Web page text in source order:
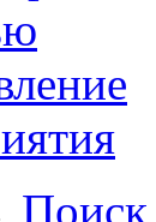
Поиск